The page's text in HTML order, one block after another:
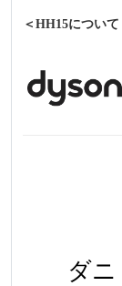
＜HH15について
ダ